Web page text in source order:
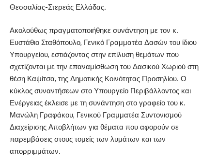
Θεσσαλίας-Στερεάς Ελλάδας.
Ακολούθως πραγματοποιήθηκε συνάντηση με τον κ.
Ευστάθιο Σταθόπουλο, Γενικό Γραμματέα Δασών του ίδιου
Υπουργείου, εστιάζοντας στην επίλυση θεμάτων που
σχετίζονται με την επαναμίσθωση του Δασικού Χωριού στη
θέση Καψίτσα, της Δημοτικής Κοινότητας Προσηλίου. Ο
κύκλος συναντήσεων στο Υπουργείο Περιβάλλοντος και
Ενέργειας έκλεισε με τη συνάντηση στο γραφείο του κ.
Μανώλη Γραφάκου, Γενικού Γραμματέα Συντονισμού
Διαχείρισης Αποβλήτων για θέματα που αφορούν σε
παρεμβάσεις στους τομείς των λυμάτων και των
απορριμμάτων.